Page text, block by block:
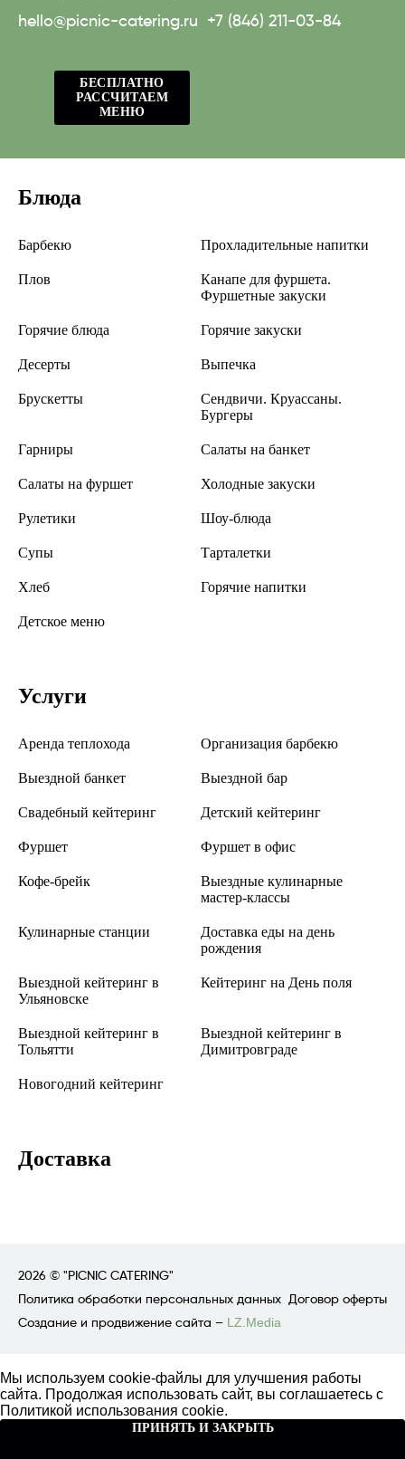
hello@picnic-catering.ru +7 (846) 211-03-84
БЕСПЛАТНО
РАССЧИТАЕМ
МЕНЮ
Блюда
Барбекю Прохладительные напитки
Плов
Канапе для фуршета.
Фуршетные закуски
Горячие блюда Горячие закуски
Десерты Выпечка
Брускетты
Сендвичи. Круассаны.
Бургеры
Гарниры Салаты на банкет
Салаты на фуршет Холодные закуски
Рулетики Шоу-блюда
Супы Тарталетки
Хлеб Горячие напитки
Детское меню
Услуги
Аренда теплохода Организация барбекю
Выездной банкет Выездной бар
Свадебный кейтеринг Детский кейтеринг
Фуршет Фуршет в офис
Кофе-брейк
Выездные кулинарные
мастер-классы
Кулинарные станции
Доставка еды на день
рождения
Выездной кейтеринг в
Ульяновске
Кейтеринг на День поля
Выездной кейтеринг в
Тольятти
Выездной кейтеринг в
Димитровграде
Новогодний кейтеринг
Доставка
2026 ©"PICNIC CATERING"
Политика обработки персональных данных Договор оферты
Создание и продвижение сайта – LZ.Media
Мы используем cookie-файлы для улучшения работы
сайта. Продолжая использовать сайт, вы соглашаетесь с
Политикой использования cookie.
ПРИНЯТЬ И ЗАКРЫТЬ